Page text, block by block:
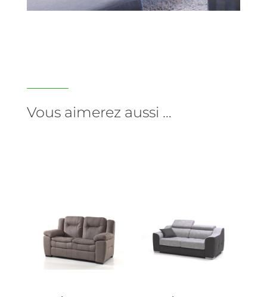
Vous aimerez aussi …